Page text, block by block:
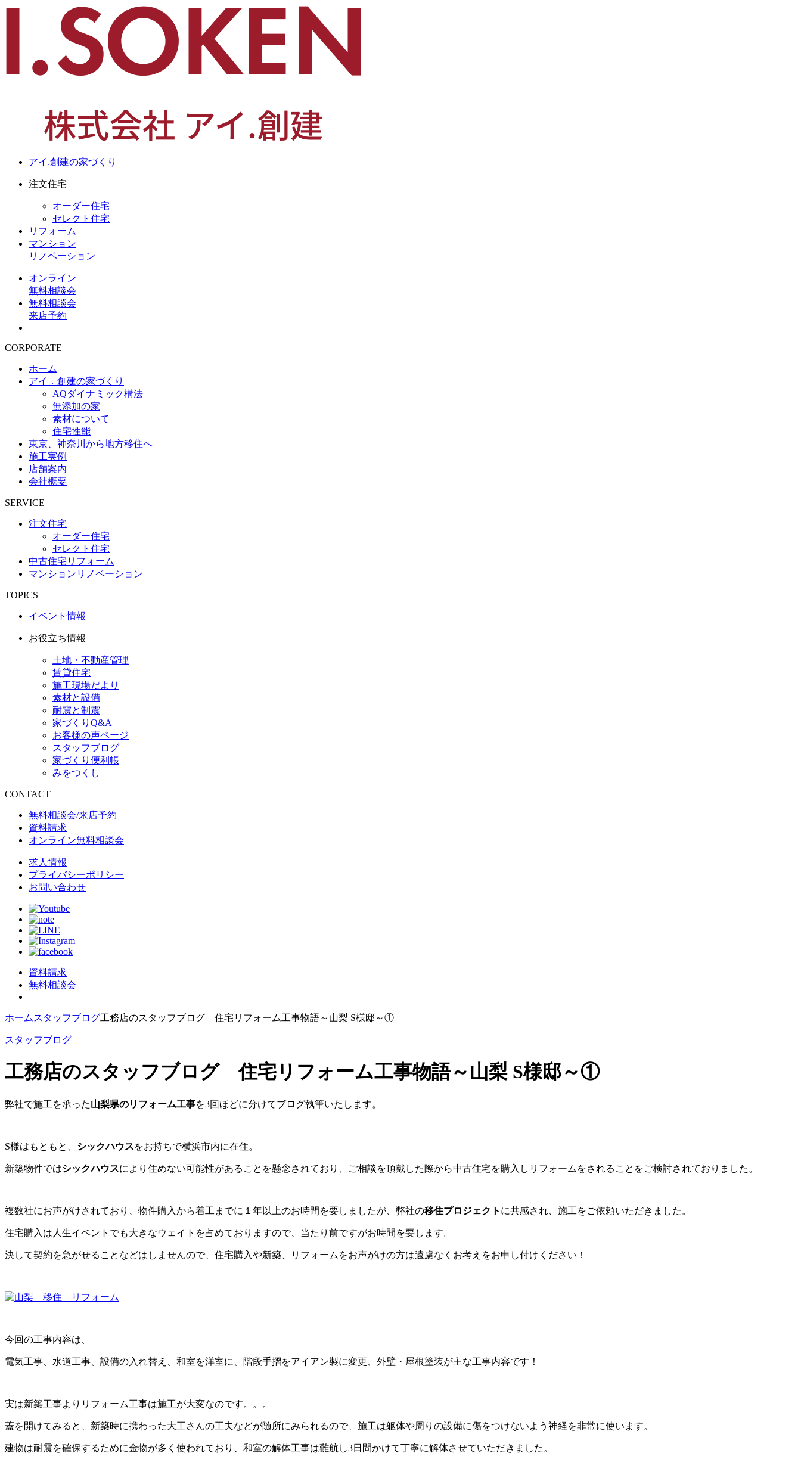
アイ.創建の家づくり
注文住宅
オーダー住宅
セレクト住宅
リフォーム
マンション
リノベーション
オンライン
無料相談会
無料相談会
来店予約
CORPORATE
ホーム
アイ．創建の家づくり
AQダイナミック構法
無添加の家
素材について
住宅性能
東京、神奈川から地方移住へ
施工実例
店舗案内
会社概要
SERVICE
注文住宅
オーダー住宅
セレクト住宅
中古住宅リフォーム
マンションリノベーション
TOPICS
イベント情報
お役立ち情報
土地・不動産管理
賃貸住宅
施工現場だより
素材と設備
耐震と制震
家づくりQ&A
お客様の声ページ
スタッフブログ
家づくり便利帳
みをつくし
CONTACT
無料相談会/来店予約
資料請求
オンライン無料相談会
求人情報
プライバシーポリシー
お問い合わせ
資料請求
無料相談会
ホーム スタッフブログ工務店のスタッフブログ 住宅リフォーム工事物語～山梨 S様邸～①
スタッフブログ
工務店のスタッフブログ 住宅リフォーム工事物語～山梨 S様邸～①
弊社で施工を承った山梨県のリフォーム工事を3回ほどに分けてブログ執筆いたします。
S様はもともと、 シックハウスをお持ちで横浜市内に在住。
新築物件ではシックハウスにより住めない可能性があることを懸念されており、ご相談を頂戴した際から中古住宅を購入しリフォームをされることをご検討されておりました。
複数社にお声がけされており、物件購入から着工までに１年以上のお時間を要しましたが、弊社の移住プロジェクト に共感され、施工をご依頼いただきました。
住宅購入は人生イベントでも大きなウェイトを占めておりますので、当たり前ですがお時間を要します。
決して契約を急がせることなどはしませんので、住宅購入や新築、リフォームをお声がけの方は遠慮なくお考えをお申し付けください！
今回の工事内容は、
電気工事、水道工事、設備の入れ替え、和室を洋室に、階段手摺をアイアン製に変更、外壁・屋根塗装が主な工事内容です！
実は新築工事よりリフォーム工事は施工が大変なのです。。。
蓋を開けてみると、新築時に携わった大工さんの工夫などが随所にみられるので、施工は躯体や周りの設備に傷をつけないよう神経を非常に使います。
建物は耐震を確保するために金物が多く使われており、和室の解体工事は難航し3日間かけて丁寧に解体させていただきました。